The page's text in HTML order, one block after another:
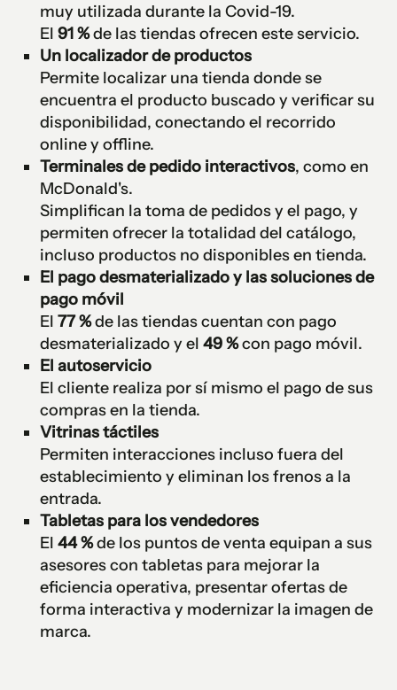
muy utilizada durante la Covid-19.
El 91 %de las tiendas ofrecen este servicio.
Un localizador de productos
Permite localizar una tienda donde se
encuentra el producto buscado y verificar su
disponibilidad, conectando el recorrido
online y offline.
Terminales de pedido interactivos, como en
McDonald's.
Simplifican la toma de pedidos y el pago, y
permiten ofrecer la totalidad del catálogo,
incluso productos no disponibles en tienda.
El pago desmaterializado y las soluciones de
pago móvil
El 77 %de las tiendas cuentan con pago
desmaterializado y el 49 %con pago móvil.
El autoservicio
El cliente realiza por sí mismo el pago de sus
compras en la tienda.
Vitrinas táctiles
Permiten interacciones incluso fuera del
establecimiento y eliminan los frenos a la
entrada.
Tabletas para los vendedores
El 44 %de los puntos de venta equipan a sus
asesores con tabletas para mejorar la
eficiencia operativa, presentar ofertas de
forma interactiva y modernizar la imagen de
marca.